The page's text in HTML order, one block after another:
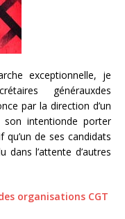
exceptionnelle, je
générauxdes
par la direction d’un
intentionde porter
qu’un de ses candidats
l’attente d’autres
organisations CGT